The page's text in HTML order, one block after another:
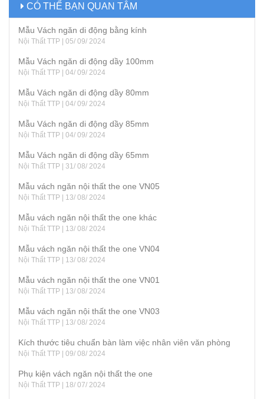
CÓ THỂ BẠN QUAN TÂM
Mẫu Vách ngăn di động bằng kính
Nội Thất TTP | 05/ 09/ 2024
Mẫu Vách ngăn di động dầy 100mm
Nội Thất TTP | 04/ 09/ 2024
Mẫu Vách ngăn di động dầy 80mm
Nội Thất TTP | 04/ 09/ 2024
Mẫu Vách ngăn di động dầy 85mm
Nội Thất TTP | 04/ 09/ 2024
Mẫu Vách ngăn di động dầy 65mm
Nội Thất TTP | 31/ 08/ 2024
Mẫu vách ngăn nội thất the one VN05
Nội Thất TTP | 13/ 08/ 2024
Mẫu vách ngăn nội thất the one khác
Nội Thất TTP | 13/ 08/ 2024
Mẫu vách ngăn nội thất the one VN04
Nội Thất TTP | 13/ 08/ 2024
Mẫu vách ngăn nội thất the one VN01
Nội Thất TTP | 13/ 08/ 2024
Mẫu vách ngăn nội thất the one VN03
Nội Thất TTP | 13/ 08/ 2024
Kích thước tiêu chuẩn bàn làm việc nhân viên văn phòng
Nội Thất TTP | 09/ 08/ 2024
Phụ kiện vách ngăn nội thất the one
Nội Thất TTP | 18/ 07/ 2024